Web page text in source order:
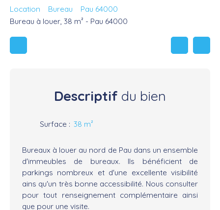
Location Bureau
Pau 64000
Bureau à louer, 38 m² - Pau 64000
Descriptif du bien
Surface : 38 m²
Bureaux à louer au nord de Pau dans un ensemble
d'immeubles de bureaux. Ils bénéficient de
parkings nombreux et d'une excellente visibilité
ains qu'un très bonne accessibilité. Nous consulter
pour tout renseignement complémentaire ainsi
que pour une visite.